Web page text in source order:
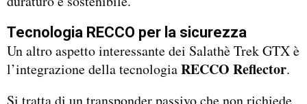
Tecnologia RECCO per la sicurezza
Un altro aspetto interessante dei Salathè Trek GTX è
l’integrazione della tecnologiaRECCO Reflector.
Si tratta di un transponder passivo che non richiede